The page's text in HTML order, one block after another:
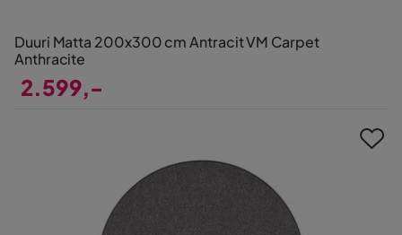
Duuri Matta 200x300 cm Antracit VM Carpet
Anthracite
2.599,-